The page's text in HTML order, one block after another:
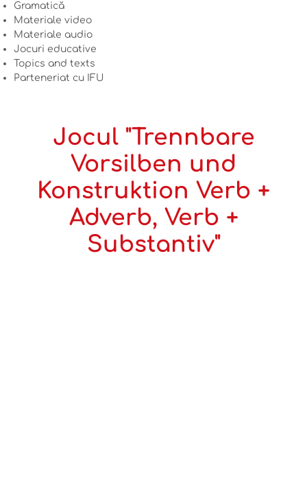
Gramatică
Materiale video
Materiale audio
Jocuri educative
Topics and texts
Parteneriat cu IFU
Jocul "Trennbare
Vorsilben und
Konstruktion Verb +
Adverb, Verb +
Substantiv"